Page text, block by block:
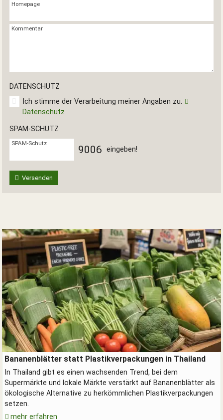
Homepage
Kommentar
DATENSCHUTZ
Ich stimme der Verarbeitung meiner Angaben zu.
Datenschutz
SPAM-SCHUTZ
SPAM-Schutz
9006 eingeben!
Versenden
Verpackungen aus Bananenblättern - erdölfrei.
Bananenblätter statt Plastikverpackungen in Thailand
In Thailand gibt es einen wachsenden Trend, bei dem
Supermärkte und lokale Märkte verstärkt auf Bananenblätter als
ökologische Alternative zu herkömmlichen Plastikverpackungen
setzen.
mehr erfahren